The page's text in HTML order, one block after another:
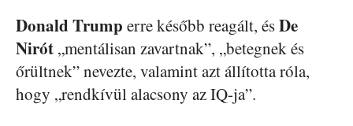
Donald Trump erre később reagált, ésDe
Nirót „mentálisan zavartnak”, „betegnek és
őrültnek” nevezte, valamint azt állította róla,
hogy „rendkívül alacsony az IQ-ja”.